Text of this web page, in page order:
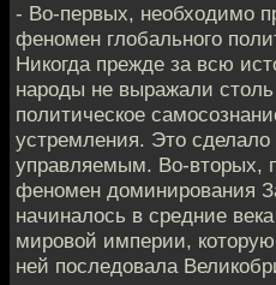
- Во-первых, необходимо
феномен глобального
Никогда прежде за всю
народы не выражали столь
политическое
устремления. Это
управляемым. Во-вторых,
феномен доминирования
начиналось в средние
мировой империи,
ней последовала